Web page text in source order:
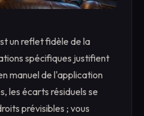
un reflet fidèle de la
spécifiques justifient
manuel de l'application
les écarts résiduels se
prévisibles ; vous